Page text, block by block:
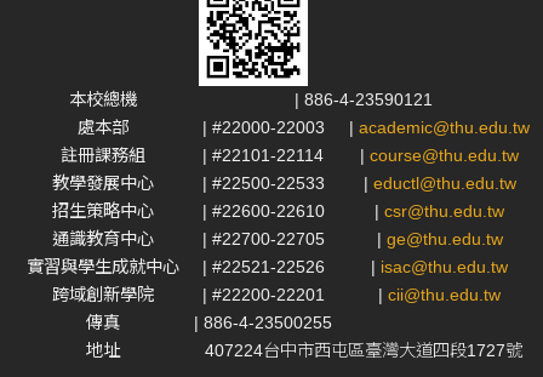
本校總機
| 886-4-23590121
處本部
| #22000-22003 | academic@thu.edu.tw
註冊課務組
| #22101-22114 | course@thu.edu.tw
教學發展中心
| #22500-22533 | eductl@thu.edu.tw
招生策略中心
| #22600-22610 | csr@thu.edu.tw
通識教育中心
| #22700-22705 | ge@thu.edu.tw
實習與學生成就中心
| #22521-22526 | isac@thu.edu.tw
跨域創新學院
| #22200-22201 | cii@thu.edu.tw
傳真
| 886-4-23500255
地址
407224台中市西屯區臺灣大道四段1727號